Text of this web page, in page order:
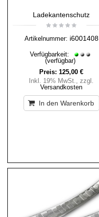
Ladekantenschutz
Artikelnummer: i6001408
Verfügbarkeit:
(verfügbar)
Preis: 125,00 €
Inkl. 19% MwSt., zzgl.
Versandkosten
In den Warenkorb